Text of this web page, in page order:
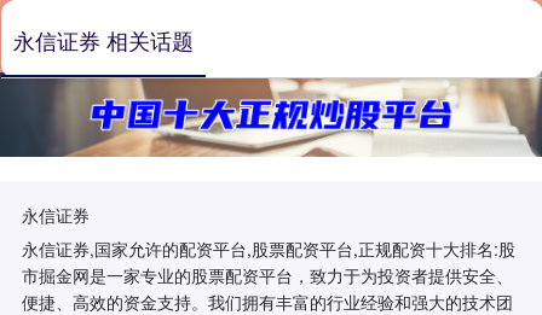
永信证券
永信证券,国家允许的配资平台,股票配资平台,正规配资十大排名:股
市掘金网是一家专业的股票配资平台，致力于为投资者提供安全、
便捷、高效的资金支持。我们拥有丰富的行业经验和强大的技术团
永信证券 相关话题